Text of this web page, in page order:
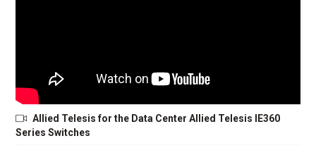
Allied Telesis for the Data Center Allied Telesis IE360
Series Switches